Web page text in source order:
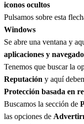
iconos ocultos
Pulsamos sobre esta
Windows
Se abre una ventana y
aplicaciones y
Tenemos que buscar la
Reputación y aquí
Protección basada en
Buscamos la sección de
las opciones de